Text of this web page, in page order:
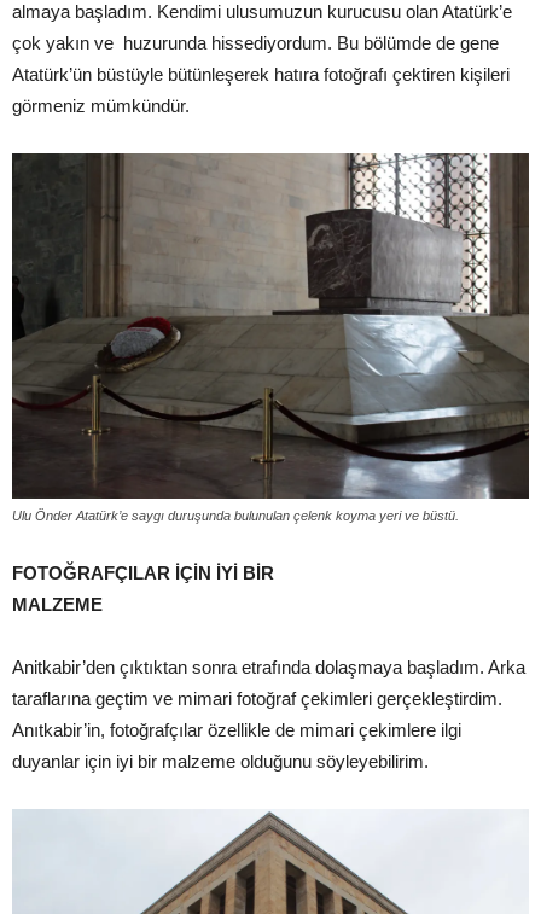
almaya başladım. Kendimi ulusumuzun kurucusu olan Atatürk’e
çok yakın ve huzurunda hissediyordum. Bu bölümde de gene
Atatürk’ün büstüyle bütünleşerek hatıra fotoğrafı çektiren kişileri
görmeniz mümkündür.
Ulu Önder Atatürk’e saygı duruşunda bulunulan çelenk koyma yeri ve büstü.
FOTOĞRAFÇILAR İÇİN İYİ BİR
MALZEME
Anitkabir’den çıktıktan sonra etrafında dolaşmaya başladım. Arka
taraflarına geçtim ve mimari fotoğraf çekimleri gerçekleştirdim.
Anıtkabir’in, fotoğrafçılar özellikle de mimari çekimlere ilgi
duyanlar için iyi bir malzeme olduğunu söyleyebilirim.